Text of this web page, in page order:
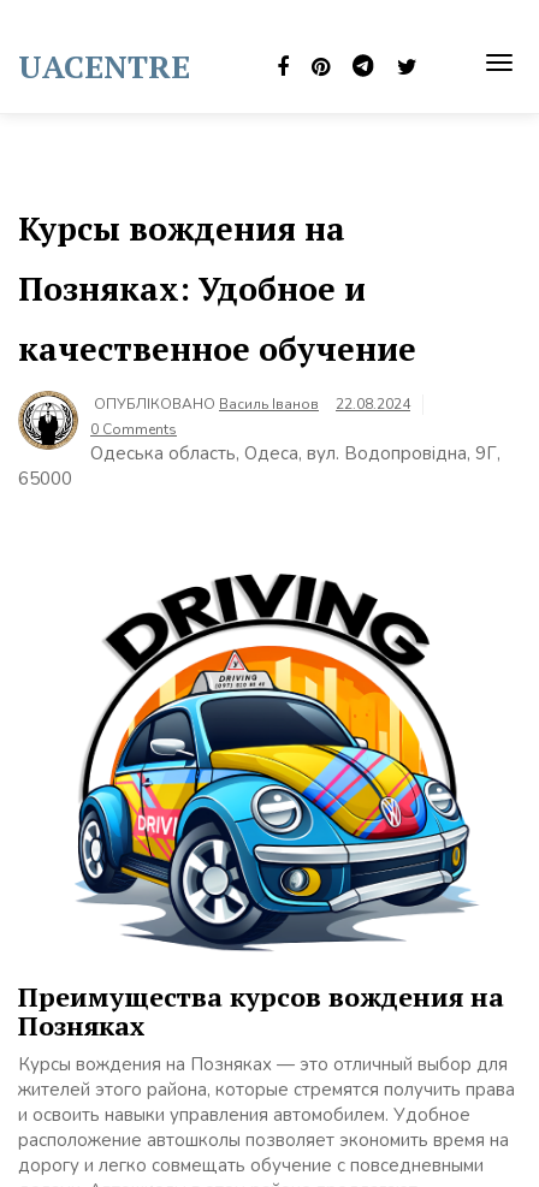
content
UACENTRE
Курсы вождения на
Позняках: Удобное и
качественное обучение
ОПУБЛІКОВАНО Василь Іванов
22.08.2024
0 Comments
Одеська область, Одеса, вул. Водопровідна, 9Г,
65000
Преимущества курсов вождения на
Позняках
Курсы вождения на Позняках — это отличный выбор для
жителей этого района, которые стремятся получить права
и освоить навыки управления автомобилем. Удобное
расположение автошколы позволяет экономить время на
дорогу и легко совмещать обучение с повседневными